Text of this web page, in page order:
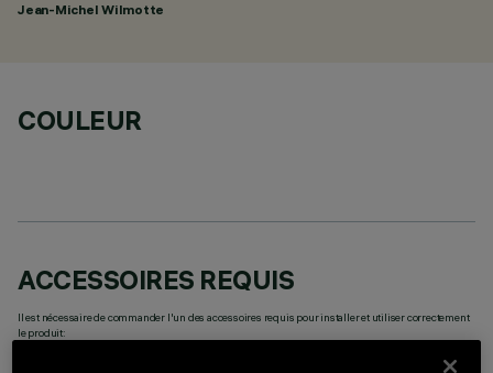
Jean-Michel Wilmotte
COULEUR
ACCESSOIRES REQUIS
Il est nécessaire de commander l'un des accessoires requis pour installer et utiliser correctement
le produit: